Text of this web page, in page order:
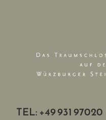
TEL: +49 931 97020